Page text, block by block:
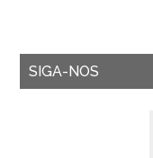
SIGA-NOS